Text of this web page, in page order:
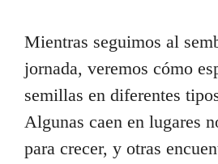
Mientras seguimos al
jornada, veremos cómo
semillas en diferentes
Algunas caen en lugares
para crecer, y otras